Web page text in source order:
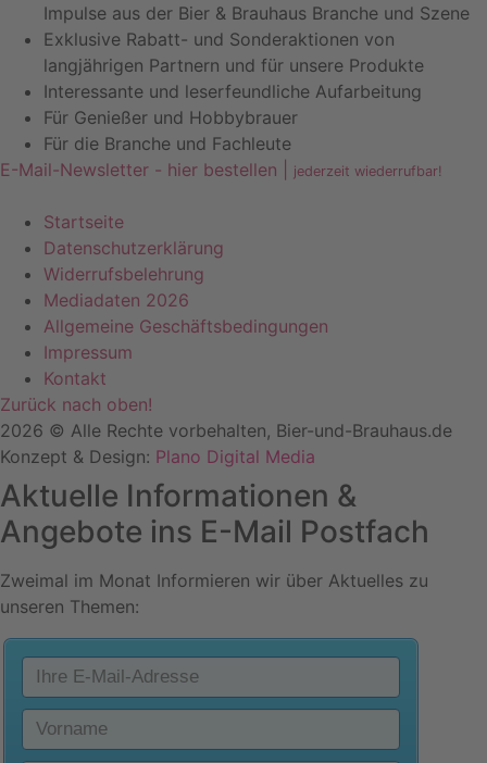
Impulse aus der Bier & Brauhaus Branche und Szene
Exklusive Rabatt- und Sonderaktionen von
langjährigen Partnern und für unsere Produkte
Interessante und leserfeundliche Aufarbeitung
Für Genießer und Hobbybrauer
Für die Branche und Fachleute
E-Mail-Newsletter - hier bestellen |
jederzeit wiederrufbar!
Startseite
Datenschutzerklärung
Widerrufsbelehrung
Mediadaten 2026
Allgemeine Geschäftsbedingungen
Impressum
Kontakt
Zurück nach oben!
2026 © Alle Rechte vorbehalten, Bier-und-Brauhaus.de
Konzept & Design: Plano Digital Media
Aktuelle Informationen &
Angebote ins E-Mail Postfach
Zweimal im Monat Informieren wir über Aktuelles zu
unseren Themen: